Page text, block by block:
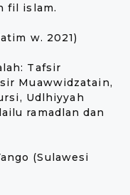
fil islam.
w. 2021)
Tafsir
Muawwidzatain,
Udlhiyyah
ramadlan dan
(Sulawesi